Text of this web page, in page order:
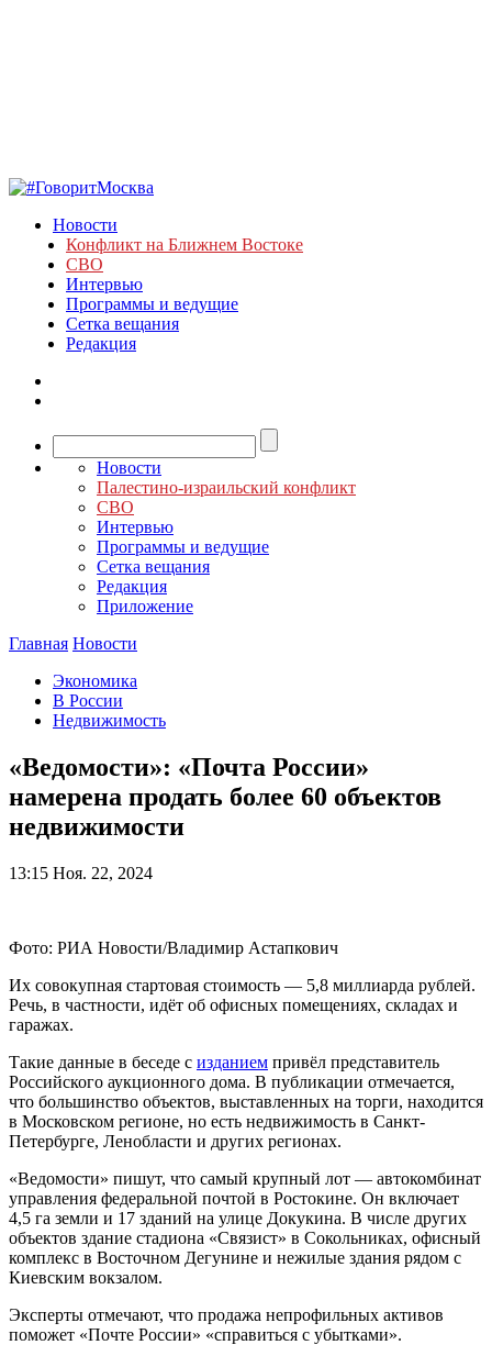
Новости
Конфликт на Ближнем Востоке
СВО
Интервью
Программы и ведущие
Сетка вещания
Редакция
Новости
Палестино-израильский конфликт
СВО
Интервью
Программы и ведущие
Сетка вещания
Редакция
Приложение
Главная Новости
Экономика
В России
Недвижимость
«Ведомости»: «Почта России»
намерена продать более 60 объектов
недвижимости
13:15 Ноя. 22, 2024
Фото: РИА Новости/Владимир Астапкович
Их совокупная стартовая стоимость — 5,8 миллиарда рублей.
Речь, в частности, идёт об офисных помещениях, складах и
гаражах.
Такие данные в беседе с изданием привёл представитель
Российского аукционного дома. В публикации отмечается,
что большинство объектов, выставленных на торги, находится
в Московском регионе, но есть недвижимость в Санкт-
Петербурге, Ленобласти и других регионах.
«Ведомости» пишут, что самый крупный лот — автокомбинат
управления федеральной почтой в Ростокине. Он включает
4,5 га земли и 17 зданий на улице Докукина. В числе других
объектов здание стадиона «Связист» в Сокольниках, офисный
комплекс в Восточном Дегунине и нежилые здания рядом с
Киевским вокзалом.
Эксперты отмечают, что продажа непрофильных активов
поможет «Почте России» «справиться с убытками».